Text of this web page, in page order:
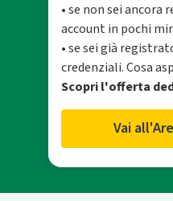
• se non sei
account in pochi
• se sei già
credenziali. Cosa
Scopri l'offerta
Vai